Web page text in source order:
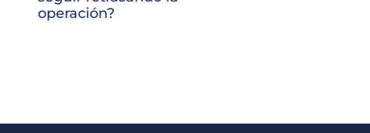
operación?